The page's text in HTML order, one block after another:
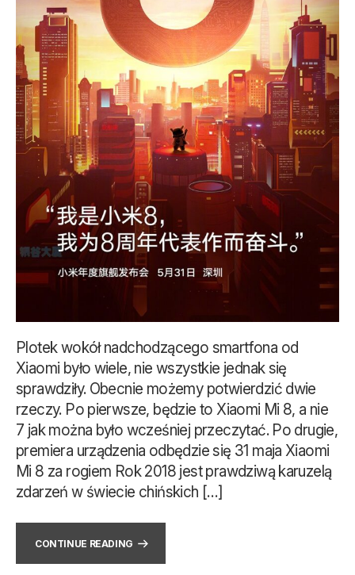
Plotek wokół nadchodzącego smartfona od
Xiaomi było wiele, nie wszystkie jednak się
sprawdziły. Obecnie możemy potwierdzić dwie
rzeczy. Po pierwsze, będzie to Xiaomi Mi 8, a nie
7 jak można było wcześniej przeczytać. Po drugie,
premiera urządzenia odbędzie się 31 maja Xiaomi
Mi 8 za rogiem Rok 2018 jest prawdziwą karuzelą
zdarzeń w świecie chińskich […]
CONTINUE READING